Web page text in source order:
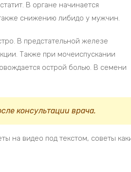
В органе начинается
снижению либидо у мужчин.
В предстательной железе
Также при мочеиспускании
острой болью. В семени
консультации врача.
на видео под текстом, советы